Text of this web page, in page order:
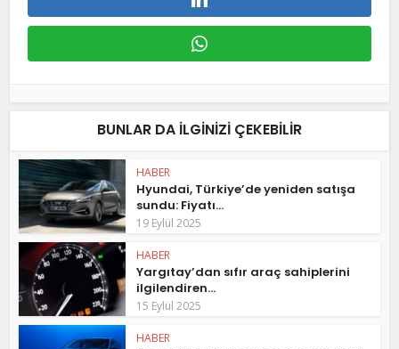
BUNLAR DA ILGINIZI ÇEKEBILIR
HABER
Hyundai, Türkiye’de yeniden satışa
sundu: Fiyatı...
19 Eylül 2025
HABER
Yargıtay’dan sıfır araç sahiplerini
ilgilendiren...
15 Eylül 2025
HABER